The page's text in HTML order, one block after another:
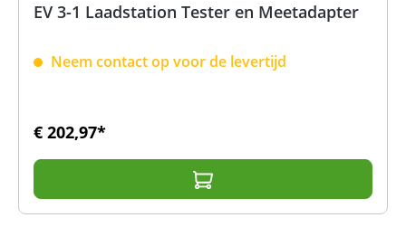
EV 3-1 Laadstation Tester en Meetadapter
Neem contact op voor de levertijd
€ 202,97*